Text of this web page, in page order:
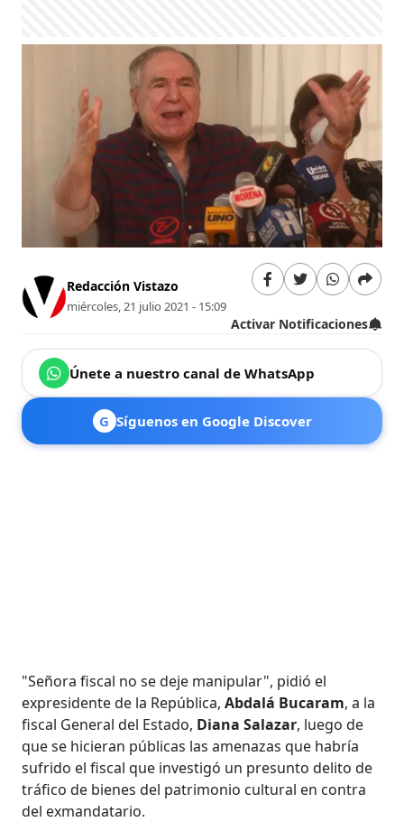
Redacción Vistazo
miércoles, 21 julio 2021 - 15:09
Activar Notificaciones
Únete a nuestro canal de WhatsApp
G Síguenos en Google Discover
"Señora fiscal no se deje manipular", pidió el
expresidente de la República,Abdalá Bucaram, a la
fiscal General del Estado, Diana Salazar, luego de
que se hicieran públicas las amenazas que habría
sufrido el fiscal que investigó un presunto delito de
tráfico de bienes del patrimonio cultural en contra
del exmandatario.